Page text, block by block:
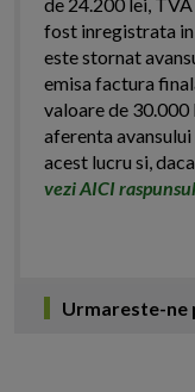
fost inregistrata in
este stornat
emisa factura
valoare de 30.000
aferenta
acest lucru si,
vezi AICI
Urmareste-ne